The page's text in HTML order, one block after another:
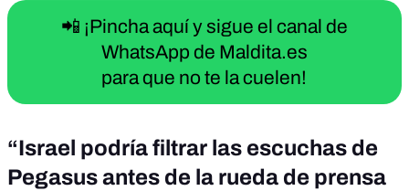
📲 ¡Pincha aquí y sigue el canal de
WhatsApp de Maldita.es
para que no te la cuelen!
“Israel podría filtrar las escuchas de
Pegasus antes de la rueda de prensa